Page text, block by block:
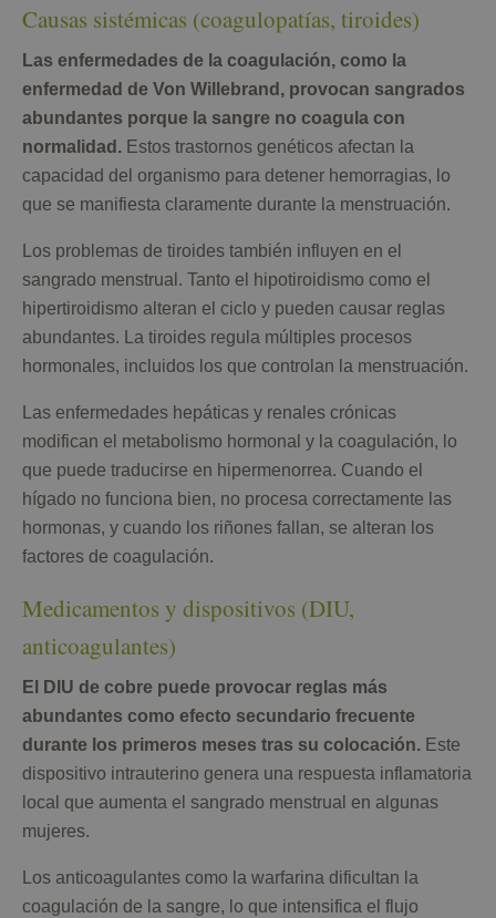
Causas sistémicas (coagulopatías, tiroides)
Las enfermedades de la coagulación, como la
enfermedad de Von Willebrand, provocan sangrados
abundantes porque la sangre no coagula con
normalidad. Estos trastornos genéticos afectan la
capacidad del organismo para detener hemorragias, lo
que se manifiesta claramente durante la menstruación.
Los problemas de tiroides también influyen en el
sangrado menstrual. Tanto el hipotiroidismo como el
hipertiroidismo alteran el ciclo y pueden causar reglas
abundantes. La tiroides regula múltiples procesos
hormonales, incluidos los que controlan la menstruación.
Las enfermedades hepáticas y renales crónicas
modifican el metabolismo hormonal y la coagulación, lo
que puede traducirse en hipermenorrea. Cuando el
hígado no funciona bien, no procesa correctamente las
hormonas, y cuando los riñones fallan, se alteran los
factores de coagulación.
Medicamentos y dispositivos (DIU,
anticoagulantes)
El DIU de cobre puede provocar reglas más
abundantes como efecto secundario frecuente
durante los primeros meses tras su colocación. Este
dispositivo intrauterino genera una respuesta inflamatoria
local que aumenta el sangrado menstrual en algunas
mujeres.
Los anticoagulantes como la warfarina dificultan la
coagulación de la sangre, lo que intensifica el flujo